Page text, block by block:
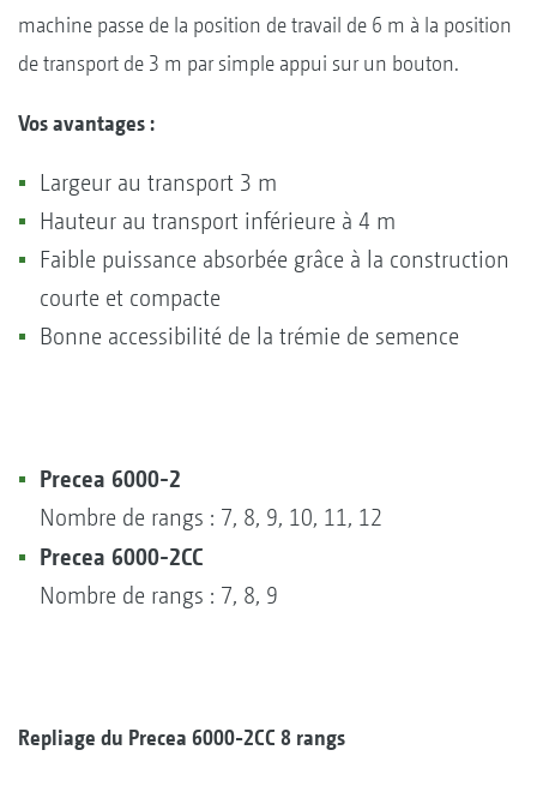
machine passe de la position de travail de 6 m à la position
de transport de 3 m par simple appui sur un bouton.
Vos avantages :
Largeur au transport 3 m
Hauteur au transport inférieure à 4 m
Faible puissance absorbée grâce à la construction
courte et compacte
Bonne accessibilité de la trémie de semence
Precea 6000-2
Nombre de rangs : 7, 8, 9, 10, 11, 12
Precea 6000-2CC
Nombre de rangs : 7, 8, 9
Repliage du Precea 6000-2CC 8 rangs